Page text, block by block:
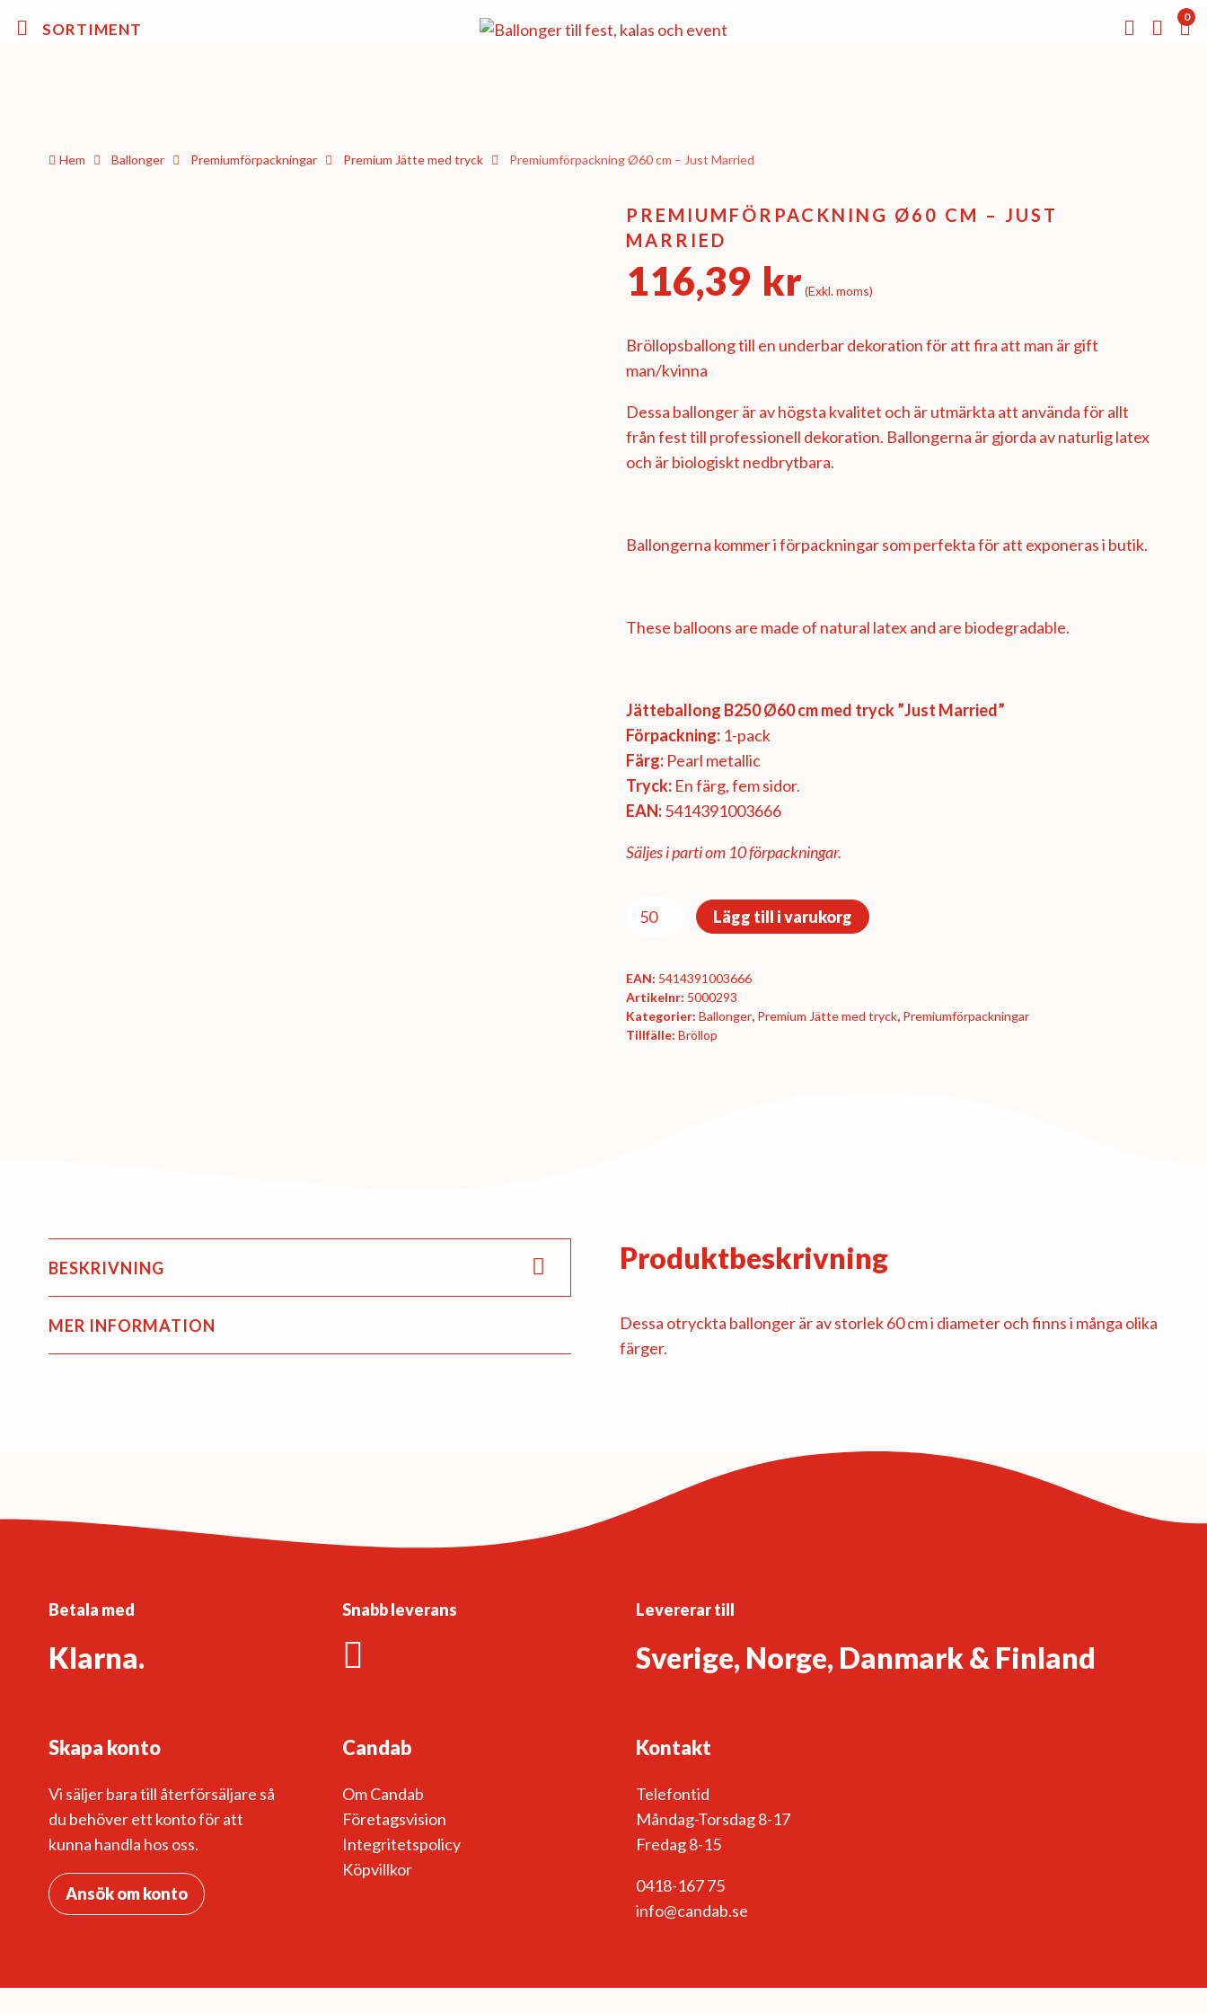
SORTIMENT
0
Hem Ballonger Premium­förpackningar Premium Jätte med tryck Premiumförpackning Ø60 cm – Just Married
PREMIUMFÖRPACKNING Ø60 CM – JUST
MARRIED
116,39 kr(Exkl. moms)
Bröllopsballong till en underbar dekoration för att fira att man är gift
man/kvinna
Dessa ballonger är av högsta kvalitet och är utmärkta att använda för allt
från fest till professionell dekoration. Ballongerna är gjorda av naturlig latex
och är biologiskt nedbrytbara.
Ballongerna kommer i förpackningar som perfekta för att exponeras i butik.
These balloons are made of natural latex and are biodegradable.
Jätteballong B250 Ø60 cm med tryck ”Just Married”
Förpackning:1-pack
Färg:Pearl metallic
Tryck:En färg, fem sidor.
EAN:5414391003666
Säljes i parti om 10 förpackningar.
Premiumförpackning
-
Just
Married
Lägg till i varukorg
EAN: 5414391003666
Artikelnr: 5000293
Kategorier: Ballonger, Premium Jätte med tryck, Premium­förpackningar
Tillfälle: Bröllop
BESKRIVNING
MER INFORMATION
Produktbeskrivning
Dessa otryckta ballonger är av storlek 60 cm i diameter och finns i många olika
färger.
Skapa konto
Vi säljer bara till återförsäljare så
du behöver ett konto för att
kunna handla hos oss.
Ansök om konto
Candab
Om Candab
Företagsvision
Integritetspolicy
Köpvillkor
Kontakt
Telefontid
Måndag-Torsdag 8-17
Fredag 8-15
0418-167 75
info@candab.se
Betala med
Klarna.
Snabb leverans Levererar till
Sverige, Norge, Danmark & Finland